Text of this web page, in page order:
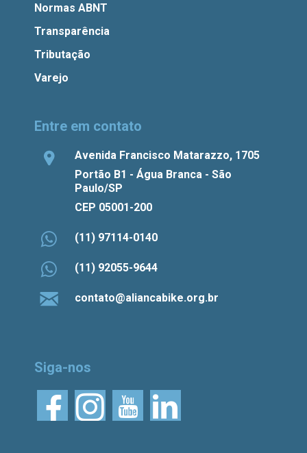
Normas ABNT
Transparência
Tributação
Varejo
Entre em contato
Avenida Francisco Matarazzo, 1705
Portão B1 - Água Branca - São
Paulo/SP
CEP 05001-200
(11) 97114-0140
(11) 92055-9644
contato@aliancabike.org.br
Siga-nos